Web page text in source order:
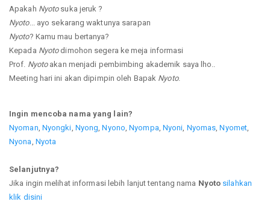
Apakah Nyotosuka jeruk ?
Nyoto... ayo sekarang waktunya sarapan
Nyoto? Kamu mau bertanya?
Kepada Nyotodimohon segera ke meja informasi
Prof. Nyotoakan menjadi pembimbing akademik saya lho..
Meeting hari ini akan dipimpin oleh Bapak Nyoto.
Ingin mencoba nama yang lain?
Nyoman Nyongki Nyong ,Nyono ,Nyompa Nyoni Nyomas ,Nyomet
Nyona Nyota
Selanjutnya?
Jika ingin melihat informasi lebih lanjut tentang nama Nyoto silahkan
klik disini